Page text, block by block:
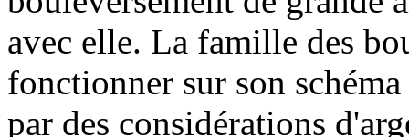
avec elle. La famille des
fonctionner sur son
par des considérations